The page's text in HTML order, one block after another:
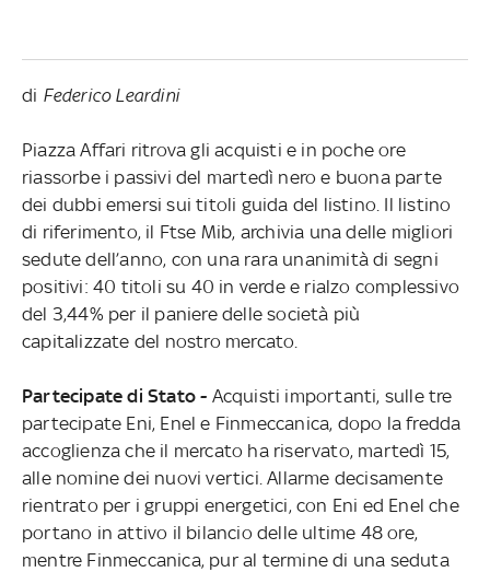
di Federico Leardini
Piazza Affari ritrova gli acquisti e in poche ore
riassorbe i passivi del martedì nero e buona parte
dei dubbi emersi sui titoli guida del listino. Il listino
di riferimento, il Ftse Mib, archivia una delle migliori
sedute dell’anno, con una rara unanimità di segni
positivi: 40 titoli su 40 in verde e rialzo complessivo
del 3,44% per il paniere delle società più
capitalizzate del nostro mercato.
Partecipate di Stato - Acquisti importanti, sulle tre
partecipate Eni, Enel e Finmeccanica, dopo la fredda
accoglienza che il mercato ha riservato, martedì 15,
alle nomine dei nuovi vertici. Allarme decisamente
rientrato per i gruppi energetici, con Eni ed Enel che
portano in attivo il bilancio delle ultime 48 ore,
mentre Finmeccanica, pur al termine di una seduta